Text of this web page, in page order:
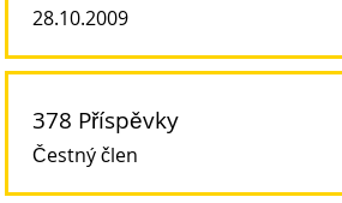
28.10.2009
378 Příspěvky
Čestný člen